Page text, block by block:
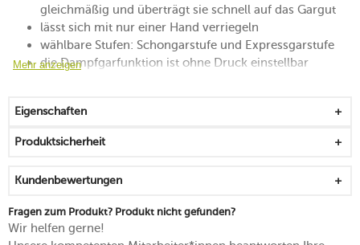
gleichmäßig und überträgt sie schnell auf das Gargut
lässt sich mit nur einer Hand verriegeln
wählbare Stufen: Schongarstufe und Expressgarstufe
die Dampfgarfunktion ist ohne Druck einstellbar
ab
mit Kontrollmarkierungen, die das Verriegeln
angefasst werden
arbeitet mit einem maximalen Druck von 270 kPa
für alle Herdarten geeignet
wird mit Dämpfeinsatz und Gestell geliefert
Mehr anzeigen
Eigenschaften
Produktsicherheit
Kundenbewertungen
Fragen zum Produkt? Produkt nicht gefunden?
Wir helfen gerne!